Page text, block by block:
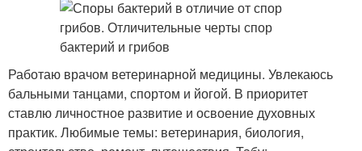
Работаю врачом ветеринарной медицины. Увлекаюсь
бальными танцами, спортом и йогой. В приоритет
ставлю личностное развитие и освоение духовных
практик. Любимые темы: ветеринария, биология,